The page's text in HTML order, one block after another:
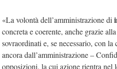
«La volontà dell’amministrazione di
concreta e coerente, anche grazie
sovraordinati e, se necessario, con
ancora dall’amministrazione –
opposizioni, la cui azione rientra nel